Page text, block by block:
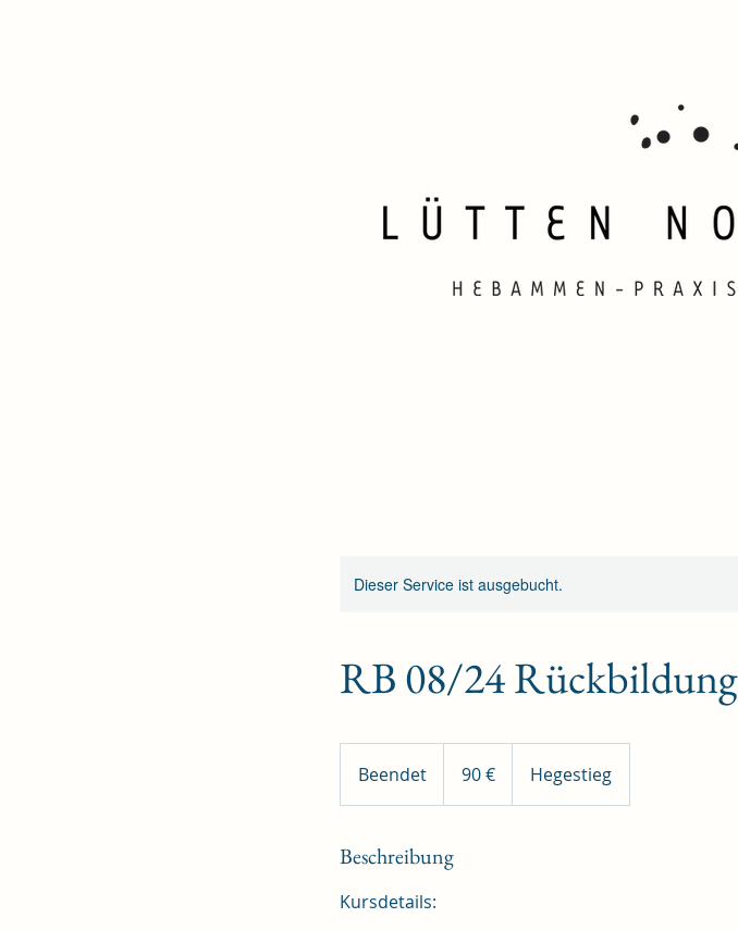
Dieser Service ist ausgebucht.
RB 08/24 Rückbildung
Beendet
e
n
e
90 € Hegestieg
Beschreibung
Kursdetails: